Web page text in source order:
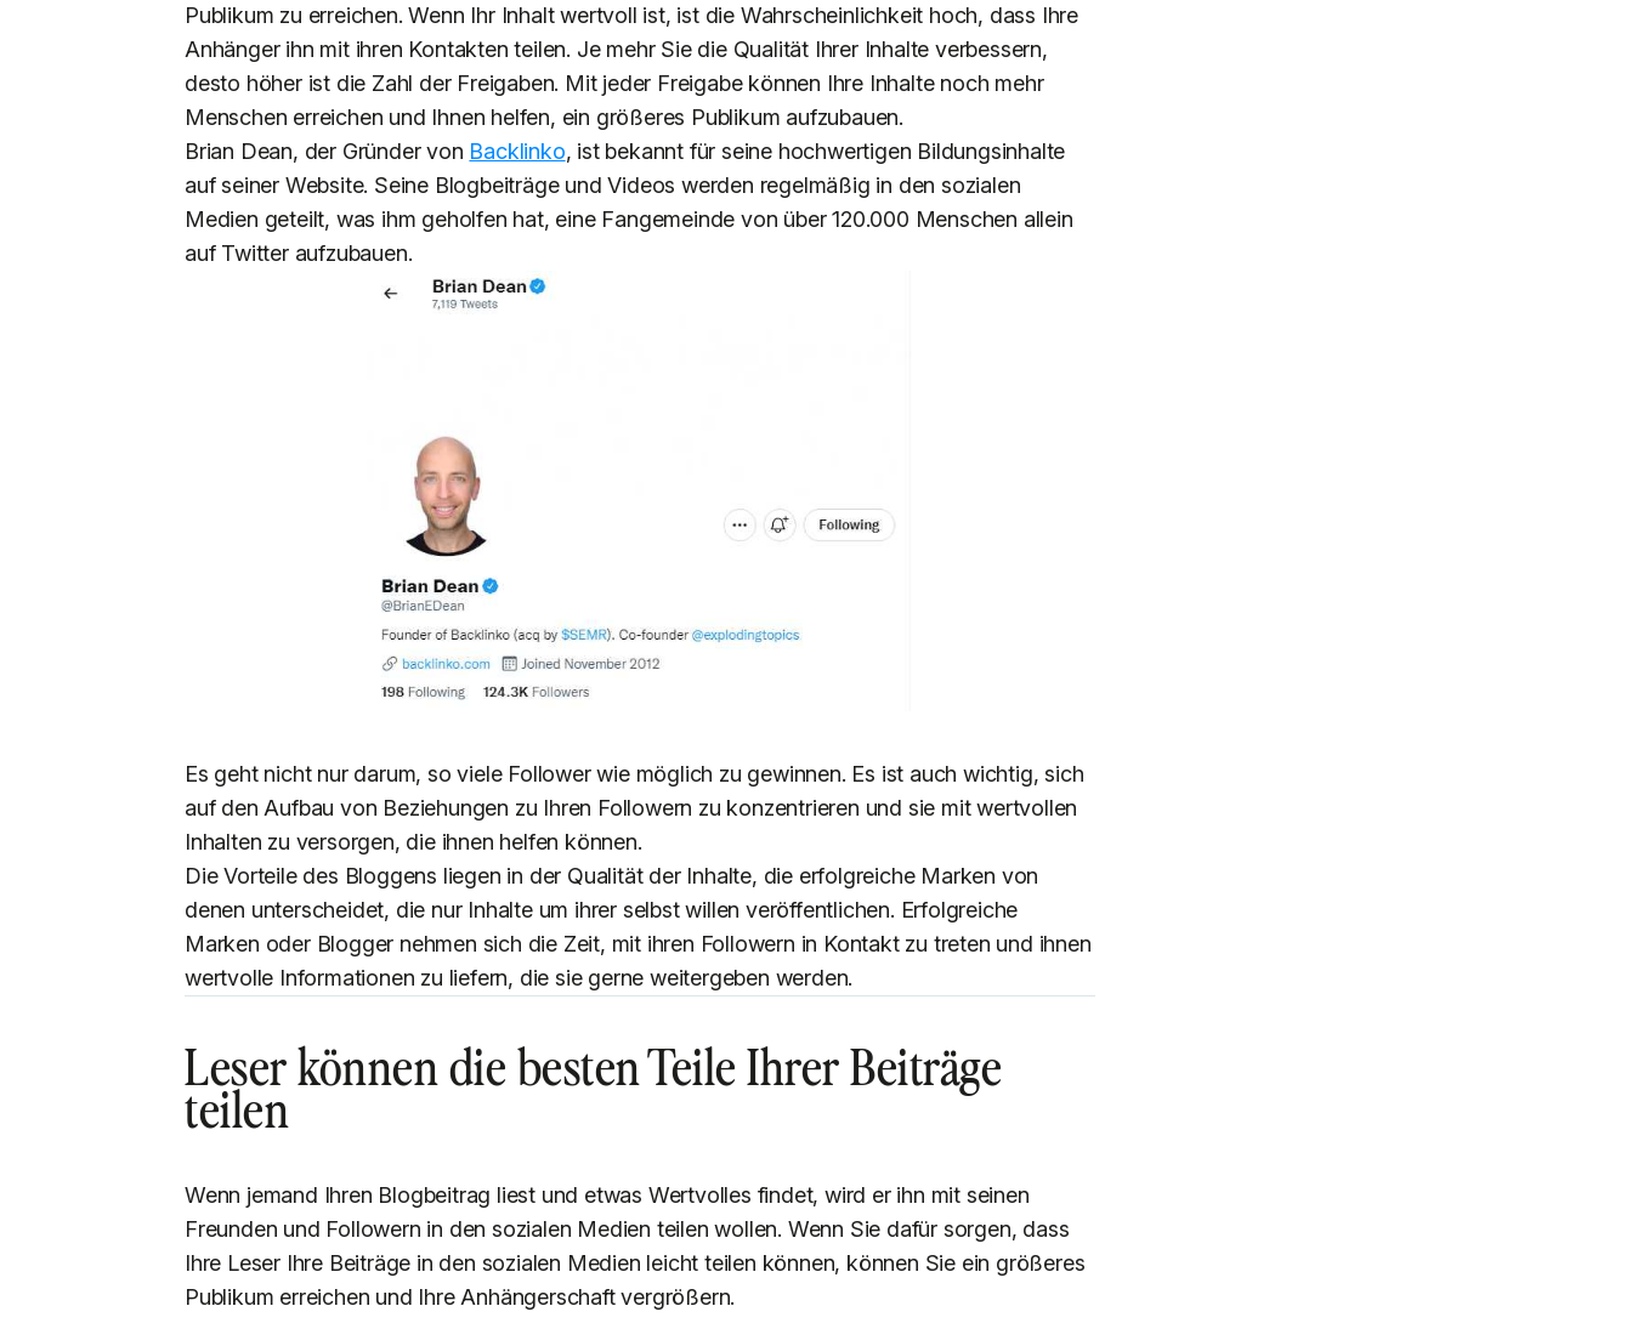
Publikum zu erreichen. Wenn Ihr Inhalt wertvoll ist, ist die Wahrscheinlichkeit hoch, dass Ihre
Anhänger ihn mit ihren Kontakten teilen. Je mehr Sie die Qualität Ihrer Inhalte verbessern,
desto höher ist die Zahl der Freigaben. Mit jeder Freigabe können Ihre Inhalte noch mehr
Menschen erreichen und Ihnen helfen, ein größeres Publikum aufzubauen.
Brian Dean, der Gründer von Backlinko, ist bekannt für seine hochwertigen Bildungsinhalte
auf seiner Website. Seine Blogbeiträge und Videos werden regelmäßig in den sozialen
Medien geteilt, was ihm geholfen hat, eine Fangemeinde von über 120.000 Menschen allein
auf Twitter aufzubauen.
Es geht nicht nur darum, so viele Follower wie möglich zu gewinnen. Es ist auch wichtig, sich
auf den Aufbau von Beziehungen zu Ihren Followern zu konzentrieren und sie mit wertvollen
Inhalten zu versorgen, die ihnen helfen können.
Die Vorteile des Bloggens liegen in der Qualität der Inhalte, die erfolgreiche Marken von
denen unterscheidet, die nur Inhalte um ihrer selbst willen veröffentlichen. Erfolgreiche
Marken oder Blogger nehmen sich die Zeit, mit ihren Followern in Kontakt zu treten und ihnen
wertvolle Informationen zu liefern, die sie gerne weitergeben werden.
Leser können die besten Teile Ihrer Beiträge
teilen
Wenn jemand Ihren Blogbeitrag liest und etwas Wertvolles findet, wird er ihn mit seinen
Freunden und Followern in den sozialen Medien teilen wollen. Wenn Sie dafür sorgen, dass
Ihre Leser Ihre Beiträge in den sozialen Medien leicht teilen können, können Sie ein größeres
Publikum erreichen und Ihre Anhängerschaft vergrößern.